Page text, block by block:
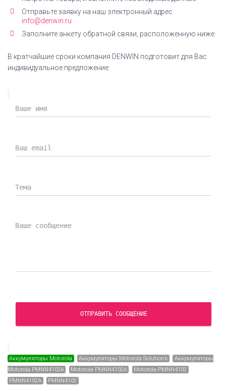
Отправьте заявку на наш электронный адрес
info@denwin.ru.
Заполните анкету обратной связи, расположенную ниже.
В кратчайшие сроки компания DENWIN подготовит для Вас
индивидуальное предложение.
ОТПРАВИТЬ СООБЩЕНИЕ
Аккумуляторы Motorola Аккумуляторы Motorola Solutions
Аккумуляторы
Motorola PMNN4102A
Motorola PMNN4102A
Motorola PMNN4102
PMNN4102A
PMNN4102